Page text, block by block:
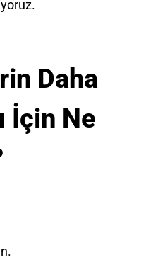
Daha
İçin Ne